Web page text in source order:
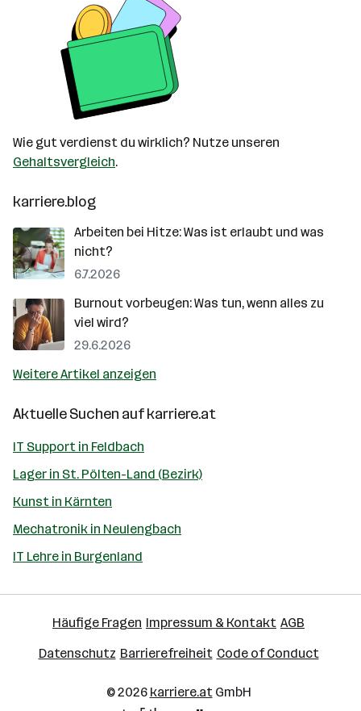
Wie gut verdienst du wirklich? Nutze unseren
Gehaltsvergleich.
karriere.blog
Arbeiten bei Hitze: Was ist erlaubt und was
nicht?
6.7.2026
Burnout vorbeugen: Was tun, wenn alles zu
viel wird?
29.6.2026
Weitere Artikel anzeigen
Aktuelle Suchen aufkarriere.at
IT Support in Feldbach
Lager in St. Pölten-Land (Bezirk)
Kunst in Kärnten
Mechatronik in Neulengbach
IT Lehre in Burgenland
Häufige Fragen Impressum & Kontakt AGB
Datenschutz Barrierefreiheit Code of Conduct
© 2026 karriere.atGmbH